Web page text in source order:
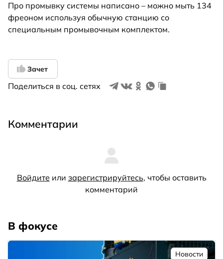
Про промывку системы написано – можно мыть 134
фреоном используя обычную станцию со
специальным промывочным комплектом.
Зачет
Поделиться в соц. сетях
Комментарии
Войдите или зарегистрируйтесь, чтобы оставить
комментарий
В фокусе
Новости